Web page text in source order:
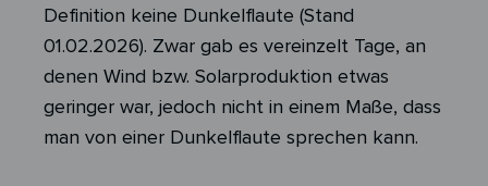
Definition keine Dunkelflaute (Stand
01.02.2026). Zwar gab es vereinzelt Tage, an
denen Wind bzw. Solarproduktion etwas
geringer war, jedoch nicht in einem Maße, dass
man von einer Dunkelflaute sprechen kann.